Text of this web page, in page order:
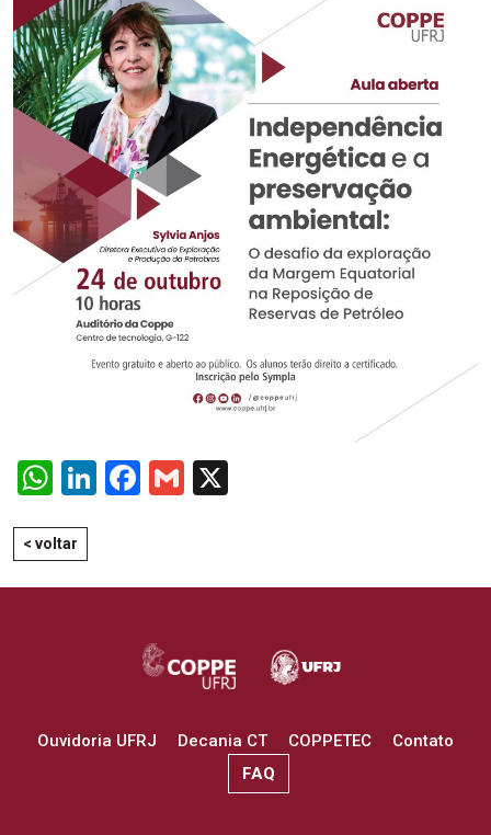
WhatsApp
LinkedIn
Facebook
Gmail
< voltar
Ouvidoria UFRJ Decania CT COPPETEC
Contato
FAQ